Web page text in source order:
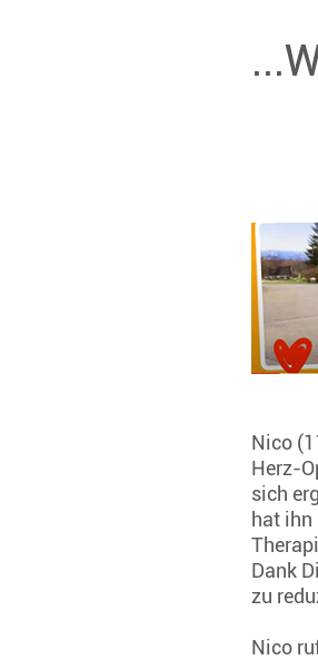
Nico
Herz-
sich
hat ihn
Dank
zu
Nico